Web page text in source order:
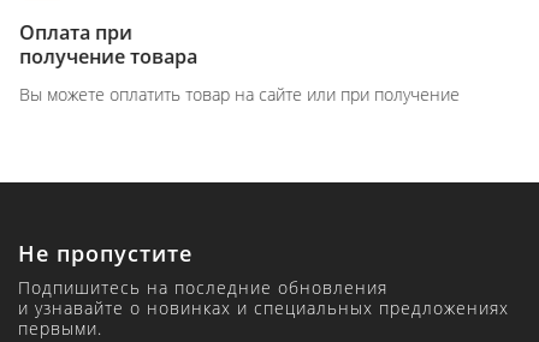
Оплата при
получение товара
Вы можете оплатить товар на сайте или при получение
Не пропустите
Подпишитесь на последние обновления
и узнавайте о новинках и специальных предложениях
первыми.